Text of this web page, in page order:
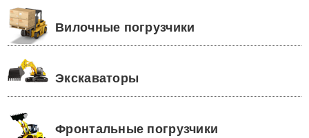
Вилочные погрузчики
Экскаваторы
Фронтальные погрузчики